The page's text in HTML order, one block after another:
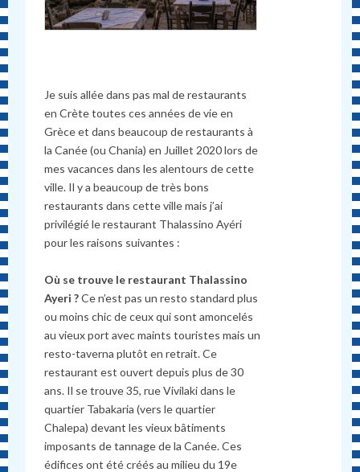
Je suis allée dans pas mal de restaurants
en Crète toutes ces années de vie en
Grèce et dans beaucoup de restaurants à
la Canée (ou Chania) en Juillet 2020 lors de
mes vacances dans les alentours de cette
ville. Il y a beaucoup de très bons
restaurants dans cette ville mais j’ai
privilégié le restaurant Thalassino Ayéri
pour les raisons suivantes :
Où se trouve le restaurant Thalassino
Ayeri ?Ce n’est pas un resto standard plus
ou moins chic de ceux qui sont amoncelés
au vieux port avec maints touristes mais un
resto-taverna plutôt en retrait. Ce
restaurant est ouvert depuis plus de 30
ans. Il se trouve 35, rue Vivilaki dans le
quartier Tabakaria (vers le quartier
Chalepa) devant les vieux bâtiments
imposants de tannage de la Canée. Ces
édifices ont été créés au milieu du 19e